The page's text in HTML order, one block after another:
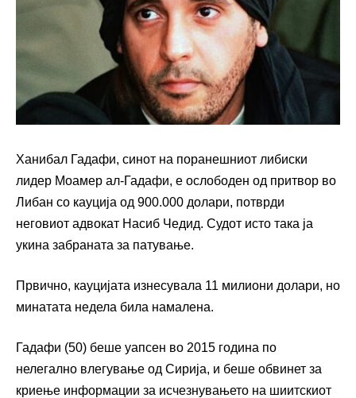
Ханибал Гадафи, синот на поранешниот либиски
лидер Моамер ал-Гадафи, е ослободен од притвор во
Либан со кауција од 900.000 долари, потврди
неговиот адвокат Насиб Чедид. Судот исто така ја
укина забраната за патување.
Првично, кауцијата изнесувала 11 милиони долари, но
минатата недела била намалена.
Гадафи (50) беше уапсен во 2015 година по
нелегално влегување од Сирија, и беше обвинет за
криење информации за исчезнувањето на шиитскиот